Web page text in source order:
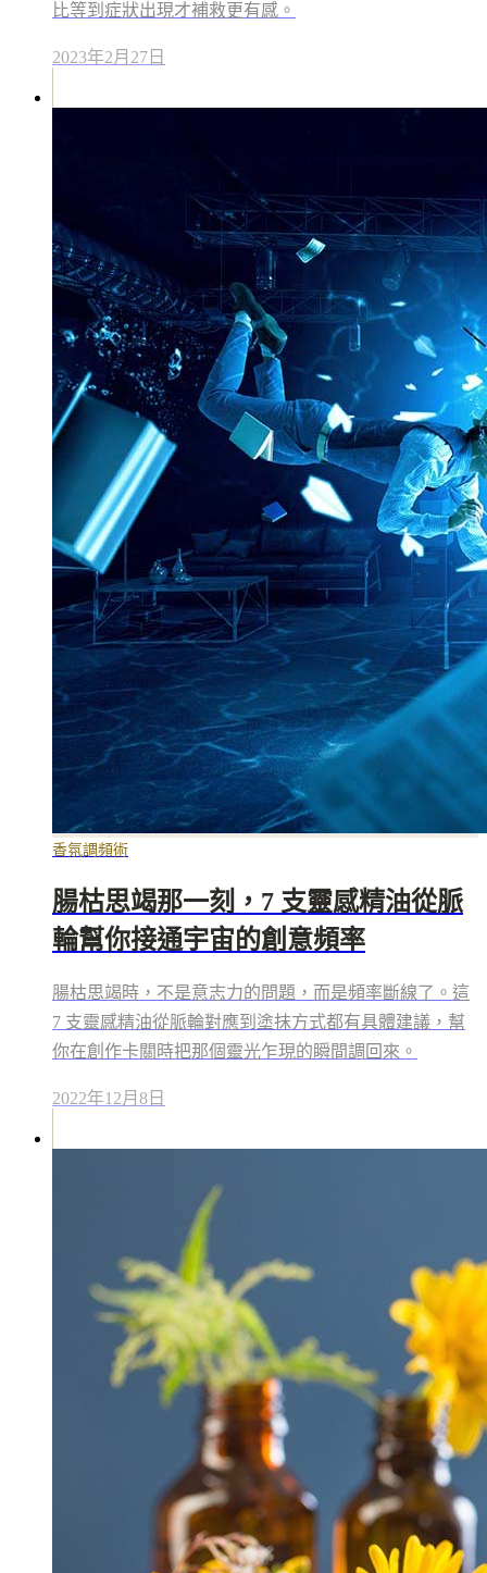
比等到症狀出現才補救更有感。
2023年2月27日
香氛調頻術
腸枯思竭那一刻，7 支靈感精油從脈
輪幫你接通宇宙的創意頻率
腸枯思竭時，不是意志力的問題，而是頻率斷線了。這
7 支靈感精油從脈輪對應到塗抹方式都有具體建議，幫
你在創作卡關時把那個靈光乍現的瞬間調回來。
2022年12月8日